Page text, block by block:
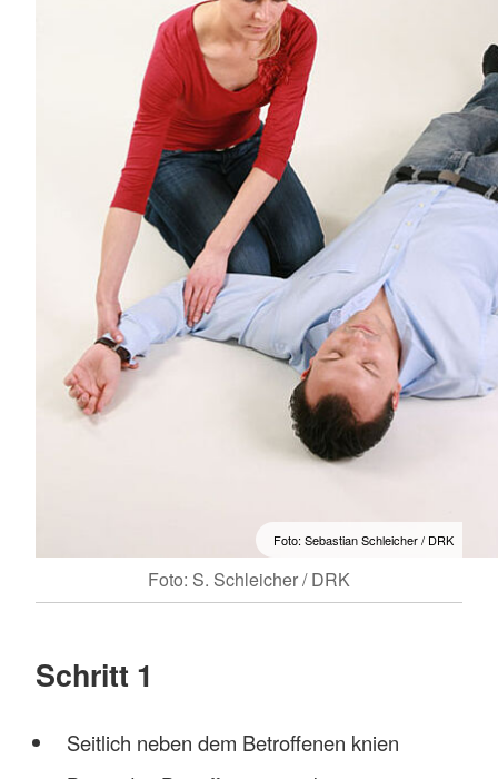
Foto: Sebastian Schleicher / DRK
Foto: S. Schleicher / DRK
Schritt 1
Seitlich neben dem Betroffenen knien